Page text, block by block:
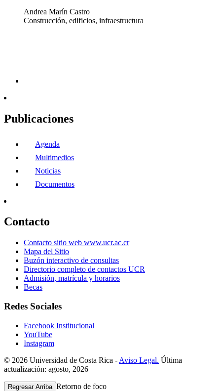
Andrea Marín Castro
Construcción, edificios, infraestructura
Publicaciones
Agenda
Multimedios
Noticias
Documentos
Contacto
Contacto sitio web www.ucr.ac.cr
Mapa del Sitio
Buzón interactivo de consultas
Directorio completo de contactos UCR
Admisión, matrícula y horarios
Becas
Redes Sociales
Facebook Institucional
YouTube
Instagram
© 2026 Universidad de Costa Rica - Aviso Legal. Última
actualización: agosto, 2026
Regresar Arriba Retorno de foco